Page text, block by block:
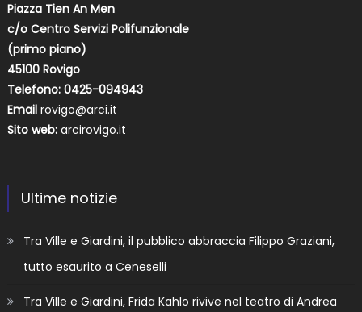
Piazza Tien An Men
c/o Centro Servizi Polifunzionale
(primo piano)
45100 Rovigo
Telefono: 0425-094943
Email rovigo@arci.it
Sito web: arcirovigo.it
Ultime notizie
Tra Ville e Giardini, il pubblico abbraccia Filippo Graziani,
tutto esaurito a Ceneselli
Tra Ville e Giardini, Frida Kahlo rivive nel teatro di Andrea